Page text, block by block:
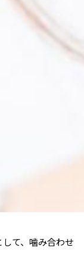
て、噛み合わせ